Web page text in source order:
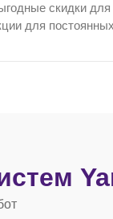
скидки
для постоянных